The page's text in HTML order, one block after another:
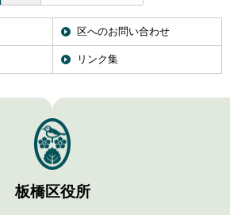
区へのお問い合わせ
リンク集
板橋区役所